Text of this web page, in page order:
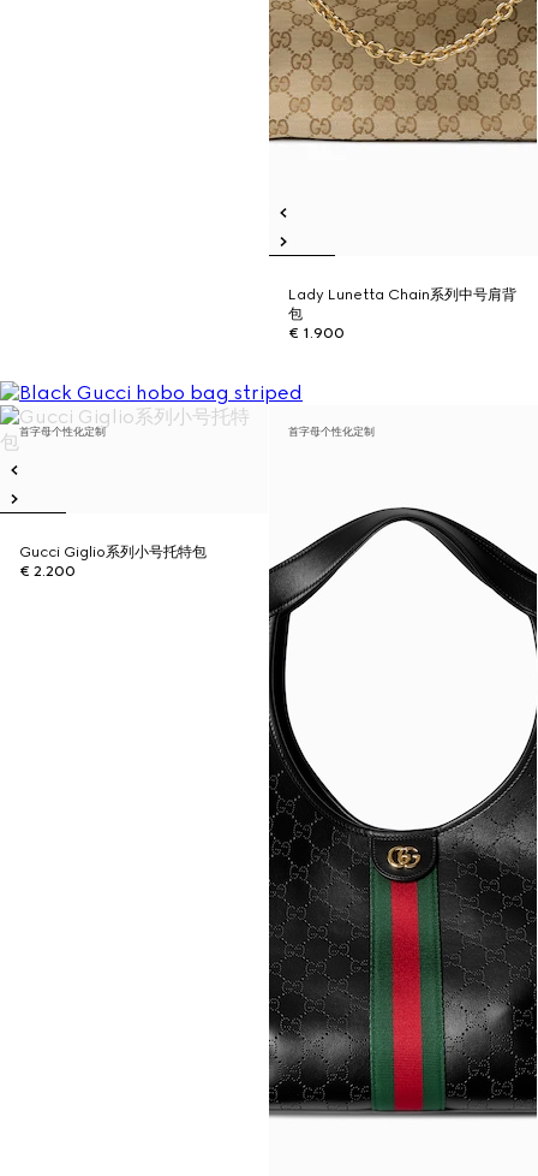
Lady Lunetta Chain系列中号肩背
包
€ 1.900
首字母个性化定制
Gucci Giglio系列小号托特包
€ 2.200
首字母个性化定制